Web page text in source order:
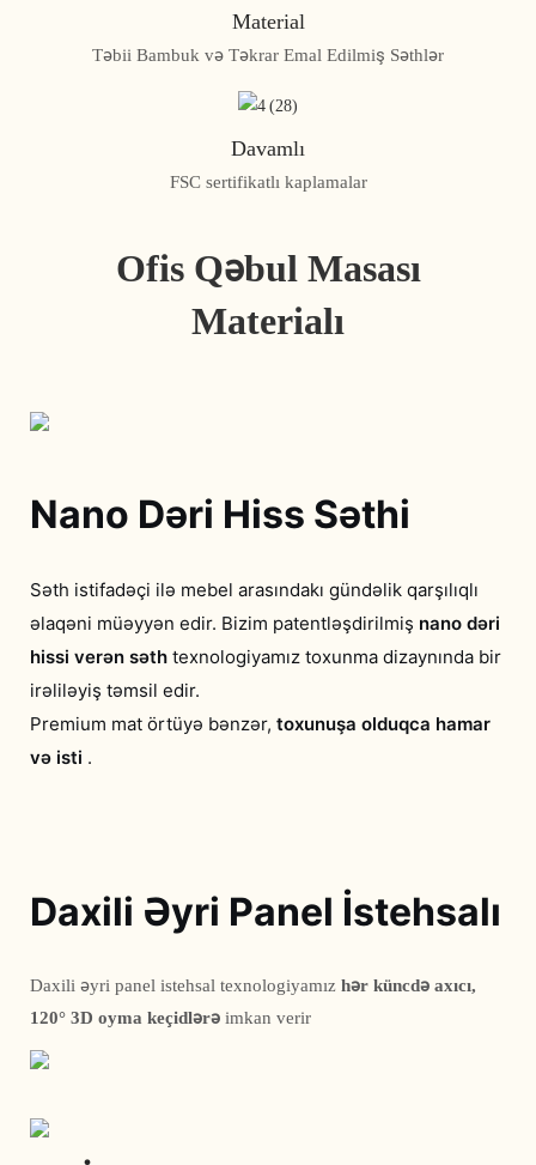
Material
Təbii Bambuk və Təkrar Emal Edilmiş Səthlər
Davamlı
FSC sertifikatlı kaplamalar
Ofis Qəbul Masası
Materialı
Nano Dəri Hiss Səthi
Səth istifadəçi ilə mebel arasındakı gündəlik qarşılıqlı
əlaqəni müəyyən edir. Bizim patentləşdirilmiş nano dəri
hissi verən səth texnologiyamız toxunma dizaynında bir
irəliləyiş təmsil edir.
Premium mat örtüyə bənzər, toxunuşa olduqca hamar
və isti .
Daxili Əyri Panel İstehsalı
Daxili əyri panel istehsal texnologiyamız hər küncdə axıcı,
120° 3D oyma keçidlərə imkan verir